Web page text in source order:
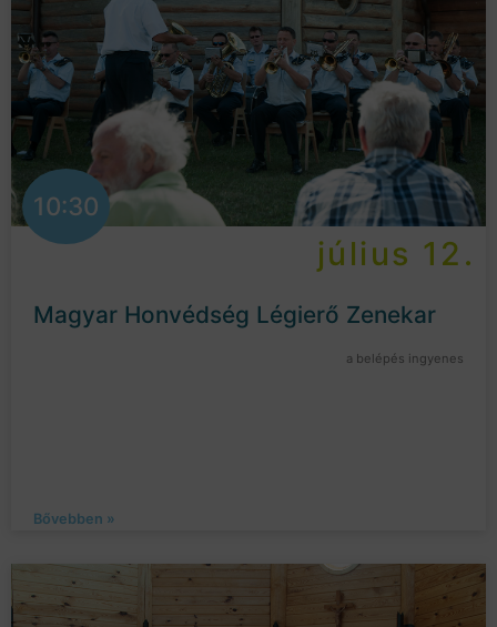
10:30
július 12.
Magyar Honvédség Légierő Zenekar
a belépés ingyenes
Bővebben »